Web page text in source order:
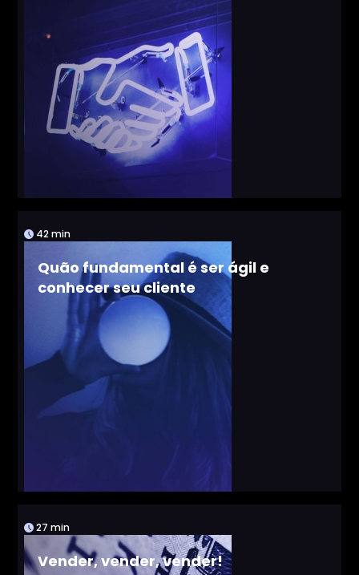
42 min
Quão fundamental é ser ágil e
conhecer seu cliente
27 min
Vender, vender, vender!